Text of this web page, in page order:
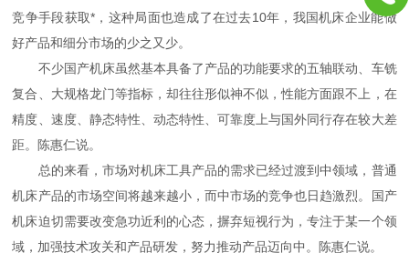
竞争手段获取*，这种局面也造成了在过去10年，我国机床企业能做
好产品和细分市场的少之又少。
不少国产机床虽然基本具备了产品的功能要求的五轴联动、车铣
复合、大规格龙门等指标，却往往形似神不似，性能方面跟不上，在
精度、速度、静态特性、动态特性、可靠度上与国外同行存在较大差
距。陈惠仁说。
总的来看，市场对机床工具产品的需求已经过渡到中领域，普通
机床产品的市场空间将越来越小，而中市场的竞争也日趋激烈。国产
机床迫切需要改变急功近利的心态，摒弃短视行为，专注于某一个领
域，加强技术攻关和产品研发，努力推动产品迈向中。陈惠仁说。